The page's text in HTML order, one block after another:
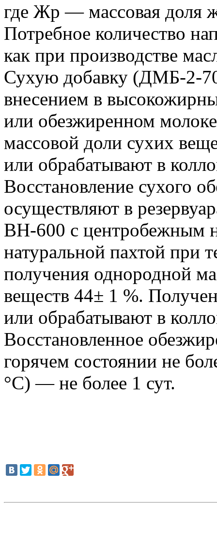
где Жр — массовая доля
Потребное количество
как при производстве
Сухую добавку (ДМБ-2-
внесением в
или обезжиренном
массовой доли сухих
или обрабатывают в
Восстановление сухого
осуществляют в
ВН-600 с центробежным
натуральной пахтой при
получения однородной
веществ 44± 1 %.
или обрабатывают в
Восстановленное
горячем состоянии не
°C) — не более 1 сут.